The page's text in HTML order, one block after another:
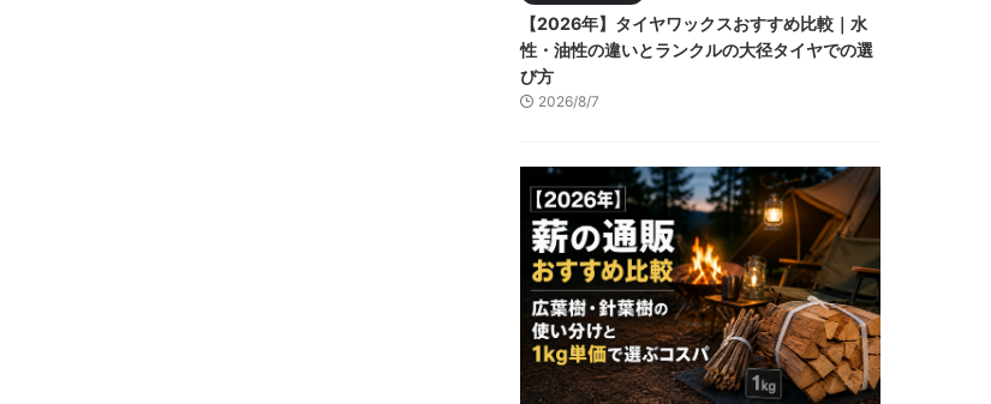
【2026年】タイヤワックスおすすめ比較｜水
性・油性の違いとランクルの大径タイヤでの選
び方
2026/8/7